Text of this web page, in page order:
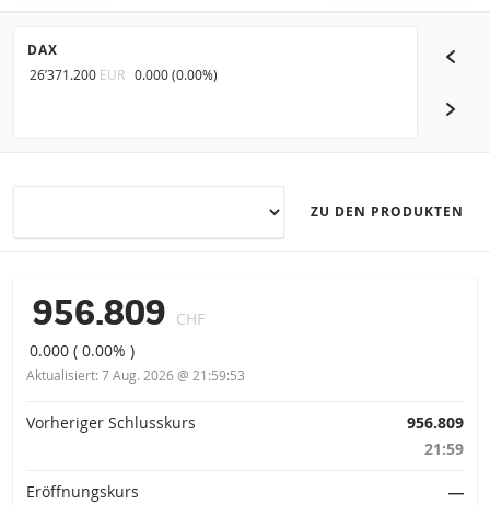
DAX
26’371.200 EUR 0.000(0.00%)
SMI
ZU DEN PRODUKTEN
956.809 CHF
0.000 (0.00% )
Aktualisiert: 7 Aug. 2026 @ 21:59:53
Vorinformationen
Vorheriger Schlusskurs
956.809
21:59
Eröffnungskurs
―